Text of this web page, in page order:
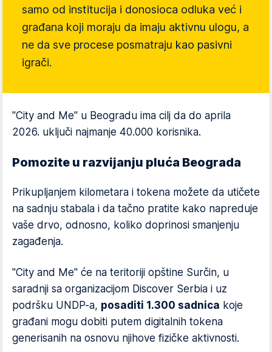
samo od institucija i donosioca odluka već i
građana koji moraju da imaju aktivnu ulogu, a
ne da sve procese posmatraju kao pasivni
igrači.
"City and Me" u Beogradu ima cilj da do aprila
2026. uključi najmanje 40.000 korisnika.
Pomozite u razvijanju pluća Beograda
Prikupljanjem kilometara i tokena možete da utičete
na sadnju stabala i da tačno pratite kako napreduje
vaše drvo, odnosno, koliko doprinosi smanjenju
zagađenja.
"City and Me" će na teritoriji opštine Surčin, u
saradnji sa organizacijom Discover Serbia i uz
podršku UNDP-a, posaditi 1.300 sadnica koje
građani mogu dobiti putem digitalnih tokena
generisanih na osnovu njihove fizičke aktivnosti.